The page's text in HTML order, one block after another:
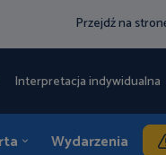
Przejdź na
Interpretacja indywidualna
Wydarzenia